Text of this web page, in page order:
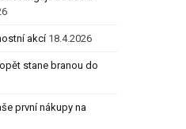
akcí 18.4.2026
stane branou do
první nákupy na